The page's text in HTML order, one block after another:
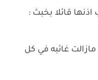
قائلا بخبث :
غائبه في كل